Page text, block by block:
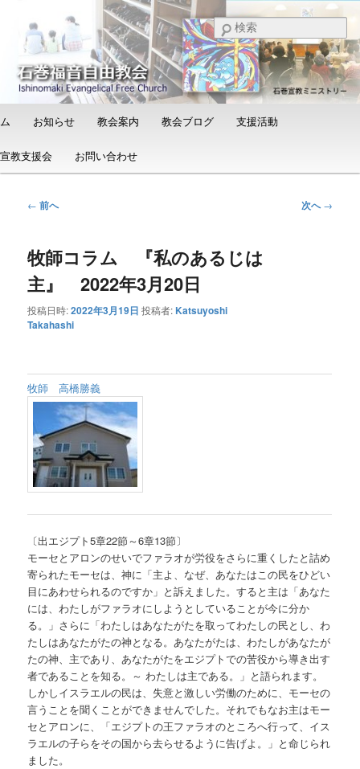
ツ
移
動
石巻福音自由教会（Ishinomaki
Evangelical Free Church）
日本福音自由教会の有志による「石巻宣教支援会」によって支えられる新し
い教会と、被災地支援活動のご紹介
索
イ
メ
ニ
お知らせ 教会案内 教会ブログ 支援活動
教支援会 お問い合わせ
投
ビ
ゲ
ー
シ
ョ
← 前へ 次へ→
牧師コラム 『私のあるじは
主』 2022年3月20日
投稿日時:2022年3月19日 投稿者: Katsuyoshi
Takahashi
牧師 高橋勝義
〔出エジプト5章22節～6章13節〕
モーセとアロンのせいでファラオが労役をさらに重くしたと詰め
寄られたモーセは、神に「主よ、なぜ、あなたはこの民をひどい
目にあわせられるのですか」と訴えました。すると主は「あなた
には、わたしがファラオにしようとしていることが今に分か
る。」さらに「わたしはあなたがたを取ってわたしの民とし、わ
たしはあなたがたの神となる。あなたがたは、わたしがあなたが
たの神、主であり、あなたがたをエジプトでの苦役から導き出す
者であることを知る。～ わたしは主である。」と語られます。
しかしイスラエルの民は、失意と激しい労働のために、モーセの
言うことを聞くことができませんでした。それでもなお主はモー
セとアロンに、「エジプトの王ファラオのところへ行って、イス
ラエルの子らをその国から去らせるように告げよ。」と命じられ
ました。